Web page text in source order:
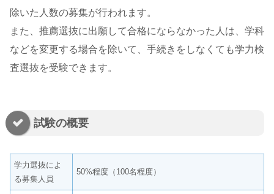
除いた人数の募集が行われます。
また、推薦選抜に出願して合格にならなかった人は、学科
などを変更する場合を除いて、手続きをしなくても学力検
査選抜を受験できます。
試験の概要
学力選抜によ
る募集人員
50%程度（100名程度）